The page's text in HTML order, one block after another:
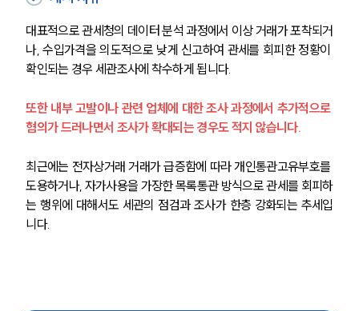
대표적으로 관세청의 데이터 분석 과정에서 이상 거래가 포착되거
나, 수입가격을 의도적으로 낮게 신고하여 관세를 회피한 정황이
확인되는 경우 세관조사에 착수하게 됩니다.
또한 내부 고발이나 관련 업체에 대한 조사 과정에서 추가적으로
혐의가 드러나면서 조사가 확대되는 경우도 적지 않습니다.
최근에는 전자상거래 거래가 급증함에 따라 개인통관고유부호를
도용하거나, 자가사용을 가장한 목록통관 방식으로 관세를 회피하
는 행위에 대해서도 세관의 점검과 조사가 한층 강화되는 추세입
니다.